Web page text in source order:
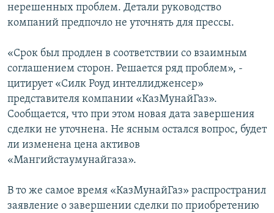
нерешенных проблем. Детали руководство
компаний предпочло не уточнять для прессы.
«Срок был продлен в соответствии со взаимным
соглашением сторон. Решается ряд проблем», -
цитирует «Силк Роуд интеллидженсер»
представителя компании «КазМунайГаз».
Сообщается, что при этом новая дата завершения
сделки не уточнена. Не ясным остался вопрос, будет
ли изменена цена активов
«Мангийстаумунайгаза».
В то же самое время «КазМунайГаз» распространил
заявление о завершении сделки по приобретению